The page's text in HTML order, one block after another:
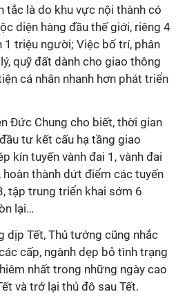
tắc là do khu vực nội thành có
diện hàng đầu thế giới, riêng 4
1 triệu người; Việc bố trí, phân
quỹ đất dành cho giao thông
cá nhân nhanh hơn phát triển
Đức Chung cho biết, thời gian
tư kết cấu hạ tầng giao
kín tuyến vành đai 1, vành đai
thành dứt điểm các tuyến
tập trung triển khai sớm 6
lại…
dịp Tết, Thủ tướng cũng nhắc
cấp, ngành dẹp bỏ tình trạng
nhất trong những ngày cao
và trở lại thủ đô sau Tết.